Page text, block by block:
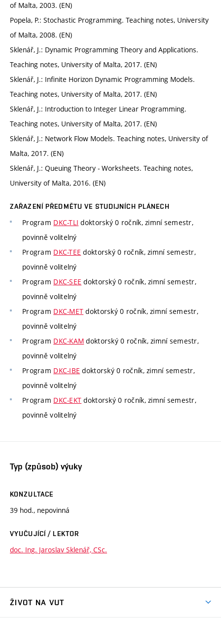
of Malta, 2003. (EN)
Popela, P.: Stochastic Programming. Teaching notes, University
of Malta, 2008. (EN)
Sklenář, J.: Dynamic Programming Theory and Applications.
Teaching notes, University of Malta, 2017. (EN)
Sklenář, J.: Infinite Horizon Dynamic Programming Models.
Teaching notes, University of Malta, 2017. (EN)
Sklenář, J.: Introduction to Integer Linear Programming.
Teaching notes, University of Malta, 2017. (EN)
Sklenář, J.: Network Flow Models. Teaching notes, University of
Malta, 2017. (EN)
Sklenář, J.: Queuing Theory - Worksheets. Teaching notes,
University of Malta, 2016. (EN)
ZAŘAZENÍ PŘEDMĚTU VE STUDIJNÍCH PLÁNECH
Program DKC-TLI doktorský 0 ročník, zimní semestr,
povinně volitelný
Program DKC-TEE doktorský 0 ročník, zimní semestr,
povinně volitelný
Program DKC-SEE doktorský 0 ročník, zimní semestr,
povinně volitelný
Program DKC-MET doktorský 0 ročník, zimní semestr,
povinně volitelný
Program DKC-KAM doktorský 0 ročník, zimní semestr,
povinně volitelný
Program DKC-IBE doktorský 0 ročník, zimní semestr,
povinně volitelný
Program DKC-EKT doktorský 0 ročník, zimní semestr,
povinně volitelný
Typ (způsob) výuky
KONZULTACE
39 hod., nepovinná
VYUČUJÍCÍ / LEKTOR
doc. Ing. Jaroslav Sklenář, CSc.
ŽIVOT NA VUT